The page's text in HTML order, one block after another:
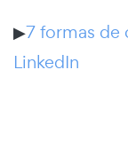
▶7 formas de
LinkedIn